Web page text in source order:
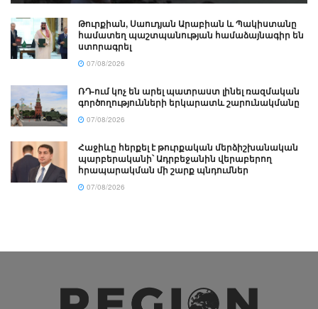
Թուրքիան, Սաուդյան Արաբիան և Պակիստանը
համատեղ պաշտպանության համաձայնագիր են
ստորագրել
07/08/2026
ՌԴ-ում կոչ են արել պատրաստ լինել ռազմական
գործողությունների երկարատև շարունակմանը
07/08/2026
Հաջիևը հերքել է թուրքական մերձիշխանական
պարբերականի՝ Ադրբեջանին վերաբերող
հրապարակման մի շարք պնդումներ
07/08/2026